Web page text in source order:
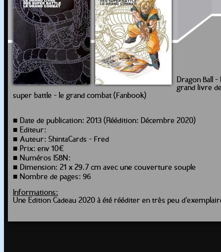
Dragon Ball -
grand livre
super battle - le grand combat (Fanbook)
■ Date de publication: 2013 (Réédition: Décembre 2020)
■ Editeur:
■ Auteur: ShintaCards - Fred
■ Prix: env 10€
■ Numéros ISBN:
■ Dimension: 21 x 29.7 cm avec une couverture souple
■ Nombre de pages: 96
Informations:
Une Edition Cadeau 2020 à été rééditer en très peu